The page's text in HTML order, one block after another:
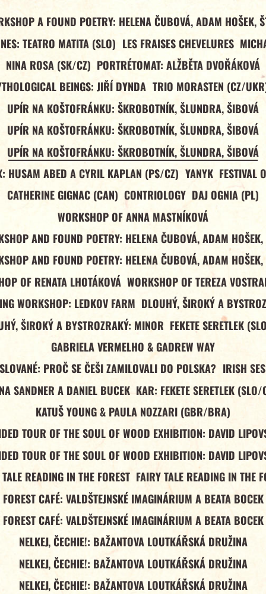
A FOUND POETRY: HELENA ČUBOVÁ, ADAM HOŠEK,
TEATRO MATITA (SLO) LES FRAISES CHEVELURES
NINA ROSA (SK/CZ) PORTRÉTOMAT: ALŽBĚTA DVOŘÁKOVÁ
BEINGS: JIŘÍ DYNDA TRIO MORASTEN (CZ/
UPÍR NA KOŠTOFRÁNKU: ŠKROBOTNÍK, ŠLUNDRA, ŠIBOVÁ
UPÍR NA KOŠTOFRÁNKU: ŠKROBOTNÍK, ŠLUNDRA, ŠIBOVÁ
UPÍR NA KOŠTOFRÁNKU: ŠKROBOTNÍK, ŠLUNDRA, ŠIBOVÁ
HUSAM ABED A CYRIL KAPLAN (PS/CZ) YANYK FESTIVAL
CATHERINE GIGNAC (CAN) CONTRIOLOGY DAJ OGNIA (PL)
WORKSHOP OF ANNA MASTNÍKOVÁ
AND FOUND POETRY: HELENA ČUBOVÁ, ADAM
AND FOUND POETRY: HELENA ČUBOVÁ, ADAM
OF RENATA LHOTÁKOVÁ WORKSHOP OF TEREZA
WORKSHOP: LEDKOV FARM DLOUHÝ, ŠIROKÝ A
ŠIROKÝ A BYSTROZRAKÝ: MINOR FEKETE SERETLEK
GABRIELA VERMELHO & GADREW WAY
PROČ SE ČEŠI ZAMILOVALI DO POLSKA? IRISH
SANDNER A DANIEL BUCEK KAR: FEKETE SERETLEK (SLO/
KATUŠ YOUNG & PAULA NOZZARI (GBR/BRA)
TOUR OF THE SOUL OF WOOD EXHIBITION: DAVID
TOUR OF THE SOUL OF WOOD EXHIBITION: DAVID
READING IN THE FOREST FAIRY TALE READING IN THE
FOREST CAFÉ: VALDŠTEJNSKÉ IMAGINÁRIUM A BEATA BOCEK
FOREST CAFÉ: VALDŠTEJNSKÉ IMAGINÁRIUM A BEATA BOCEK
NELKEJ, ČECHIE!: BAŽANTOVA LOUTKÁŘSKÁ DRUŽINA
NELKEJ, ČECHIE!: BAŽANTOVA LOUTKÁŘSKÁ DRUŽINA
NELKEJ, ČECHIE!: BAŽANTOVA LOUTKÁŘSKÁ DRUŽINA